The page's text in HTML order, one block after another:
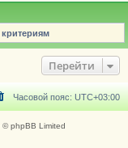
Перейти
Часовой пояс: UTC+03:00
© phpBB Limited